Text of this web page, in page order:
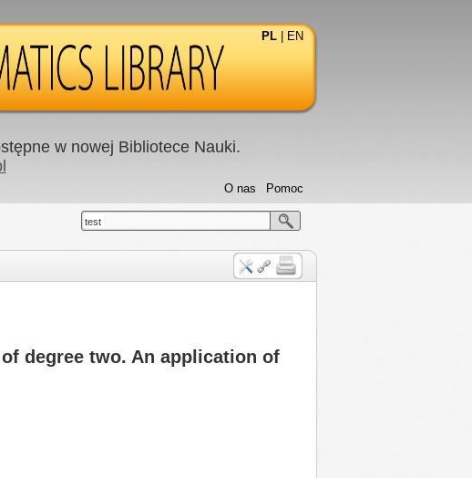
PL EN
w nowej Bibliotece Nauki.
Pomoc
O nas
test
degree two. An application of